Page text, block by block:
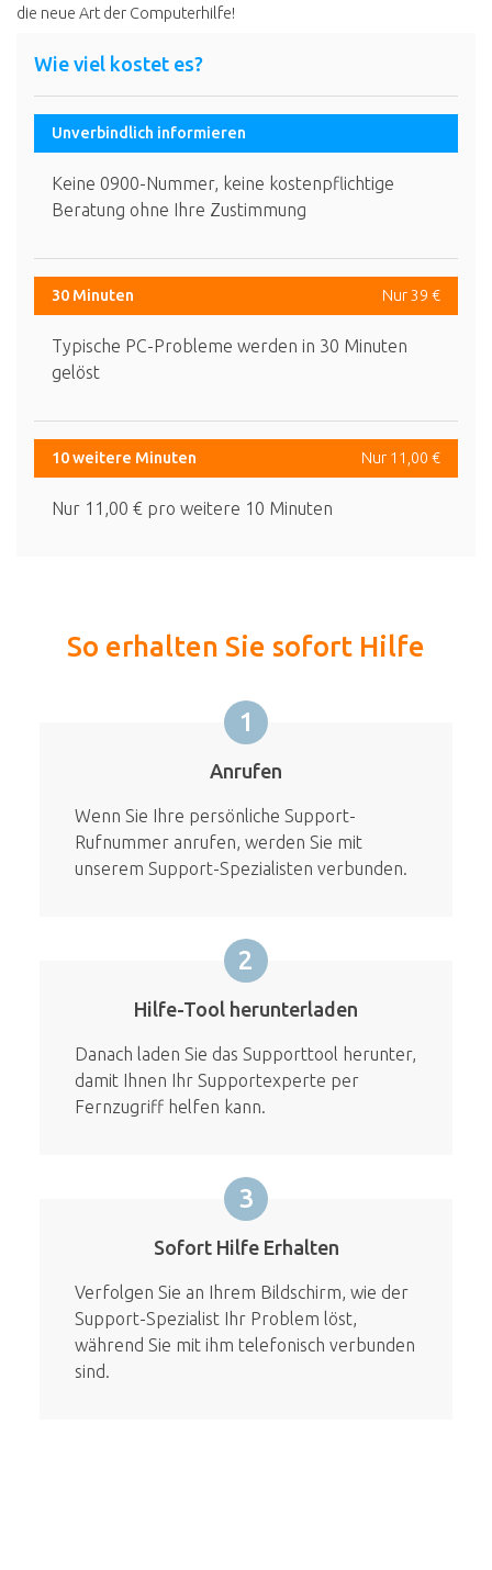
die neue Art der Computerhilfe!
Wie viel kostet es?
Unverbindlich informieren
Keine 0900-Nummer, keine kostenpflichtige
Beratung ohne Ihre Zustimmung
30 Minuten Nur 39 €
Typische PC-Probleme werden in 30 Minuten
gelöst
10 weitere Minuten Nur 11,00 €
Nur 11,00 € pro weitere 10 Minuten
So erhalten Sie sofort Hilfe
1
Anrufen
Wenn Sie Ihre persönliche Support-
Rufnummer anrufen, werden Sie mit
unserem Support-Spezialisten verbunden.
2
Hilfe-Tool herunterladen
Danach laden Sie das Supporttool herunter,
damit Ihnen Ihr Supportexperte per
Fernzugriff helfen kann.
3
Sofort Hilfe Erhalten
Verfolgen Sie an Ihrem Bildschirm, wie der
Support-Spezialist Ihr Problem löst,
während Sie mit ihm telefonisch verbunden
sind.